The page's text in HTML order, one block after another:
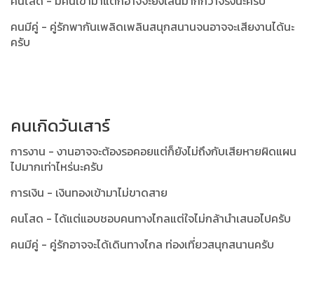
คนมีคู่ - คู่รักพากันเพลิดเพลินสนุกสนานจนอาจจะเสียงานได้นะ
ครับ
คนเกิดวันเสาร์
การงาน - งานอาจจะต้องรอคอยแต่ก็ยังไม่ถึงกับเสียหายผิดแผน
ไปมากเท่าไหร่นะครับ
การเงิน - เงินทองเข้ามาไม่ขาดสาย
คนโสด - ได้แต่แอบชอบคนทางไกลแต่ใจไม่กล้านำเสนอไปครับ
คนมีคู่ - คู่รักอาจจะได้เดินทางไกล ท่องเที่ยวสนุกสนานครับ